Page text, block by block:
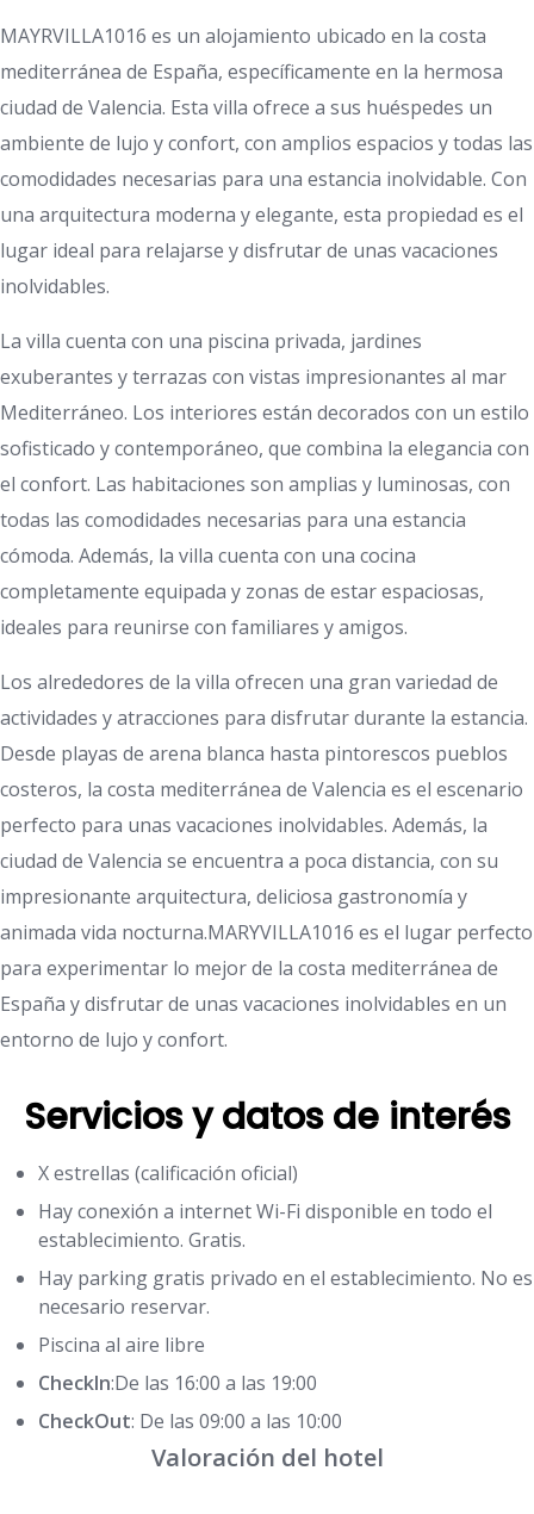
MAYRVILLA1016 es un alojamiento ubicado en la costa
mediterránea de España, específicamente en la hermosa
ciudad de Valencia. Esta villa ofrece a sus huéspedes un
ambiente de lujo y confort, con amplios espacios y todas las
comodidades necesarias para una estancia inolvidable. Con
una arquitectura moderna y elegante, esta propiedad es el
lugar ideal para relajarse y disfrutar de unas vacaciones
inolvidables.
La villa cuenta con una piscina privada, jardines
exuberantes y terrazas con vistas impresionantes al mar
Mediterráneo. Los interiores están decorados con un estilo
sofisticado y contemporáneo, que combina la elegancia con
el confort. Las habitaciones son amplias y luminosas, con
todas las comodidades necesarias para una estancia
cómoda. Además, la villa cuenta con una cocina
completamente equipada y zonas de estar espaciosas,
ideales para reunirse con familiares y amigos.
Los alrededores de la villa ofrecen una gran variedad de
actividades y atracciones para disfrutar durante la estancia.
Desde playas de arena blanca hasta pintorescos pueblos
costeros, la costa mediterránea de Valencia es el escenario
perfecto para unas vacaciones inolvidables. Además, la
ciudad de Valencia se encuentra a poca distancia, con su
impresionante arquitectura, deliciosa gastronomía y
animada vida nocturna.MARYVILLA1016 es el lugar perfecto
para experimentar lo mejor de la costa mediterránea de
España y disfrutar de unas vacaciones inolvidables en un
entorno de lujo y confort.
Servicios y datos de interés
X estrellas (calificación oficial)
Hay conexión a internet Wi-Fi disponible en todo el
establecimiento. Gratis.
Hay parking gratis privado en el establecimiento. No es
necesario reservar.
Piscina al aire libre
CheckIn:De las 16:00 a las 19:00
CheckOut: De las 09:00 a las 10:00
Valoración del hotel